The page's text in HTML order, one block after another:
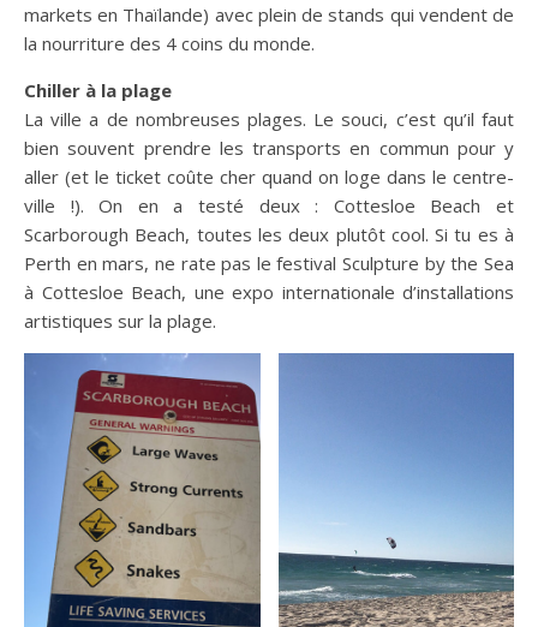
markets en Thaïlande) avec plein de stands qui vendent de
la nourriture des 4 coins du monde.
Chiller à la plage
La ville a de nombreuses plages. Le souci, c’est qu’il faut
bien souvent prendre les transports en commun pour y
aller (et le ticket coûte cher quand on loge dans le centre-
ville !). On en a testé deux : Cottesloe Beach et
Scarborough Beach, toutes les deux plutôt cool. Si tu es à
Perth en mars, ne rate pas le festival Sculpture by the Sea
à Cottesloe Beach, une expo internationale d’installations
artistiques sur la plage.